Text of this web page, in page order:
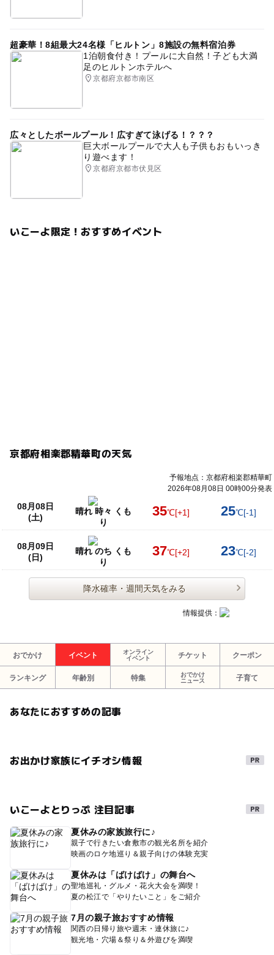
超豪華！8組最大24名様「ヒルトン」8施設の無料宿泊券
1泊朝食付き！プールに大自然！子ども大満
足のヒルトンホテルへ
京都府京都市南区
広々としたボールプール！広すぎて泳げる！？？？
巨大ボールプールで大人も子供もおもいっき
り遊べます！
京都府京都市伏見区
いこーよ限定！おすすめイベント
京都府相楽郡精華町の天気
予報地点：京都府相楽郡精華町
2026年08月08日 00時00分発表
08月08日
(土)
晴れ 時々 くも
り
35℃[+1] 25℃[-1]
08月09日
(日)
晴れ のち くも
り
37℃[+2] 23℃[-2]
降水確率・週間天気をみる
情報提供：
おでかけ イベント
オンライン
イベント
チケット クーポン
ランキング 年齢別 特集
おでかけ
ニュース
子育て
あなたにおすすめの記事
お出かけ家族にイチオシ情報
いこーよとりっぷ 注目記事
夏休みの家族旅行に♪
親子で行きたい倉敷市の観光名所を紹介
映画のロケ地巡り＆親子向けの体験充実
夏休みは「ばけばけ」の舞台へ
聖地巡礼・グルメ・花火大会を満喫！
夏の松江で「やりたいこと」をご紹介
7月の親子旅おすすめ情報
関西の日帰り旅や週末・連休旅に♪
観光地・穴場＆祭り＆外遊びを満喫